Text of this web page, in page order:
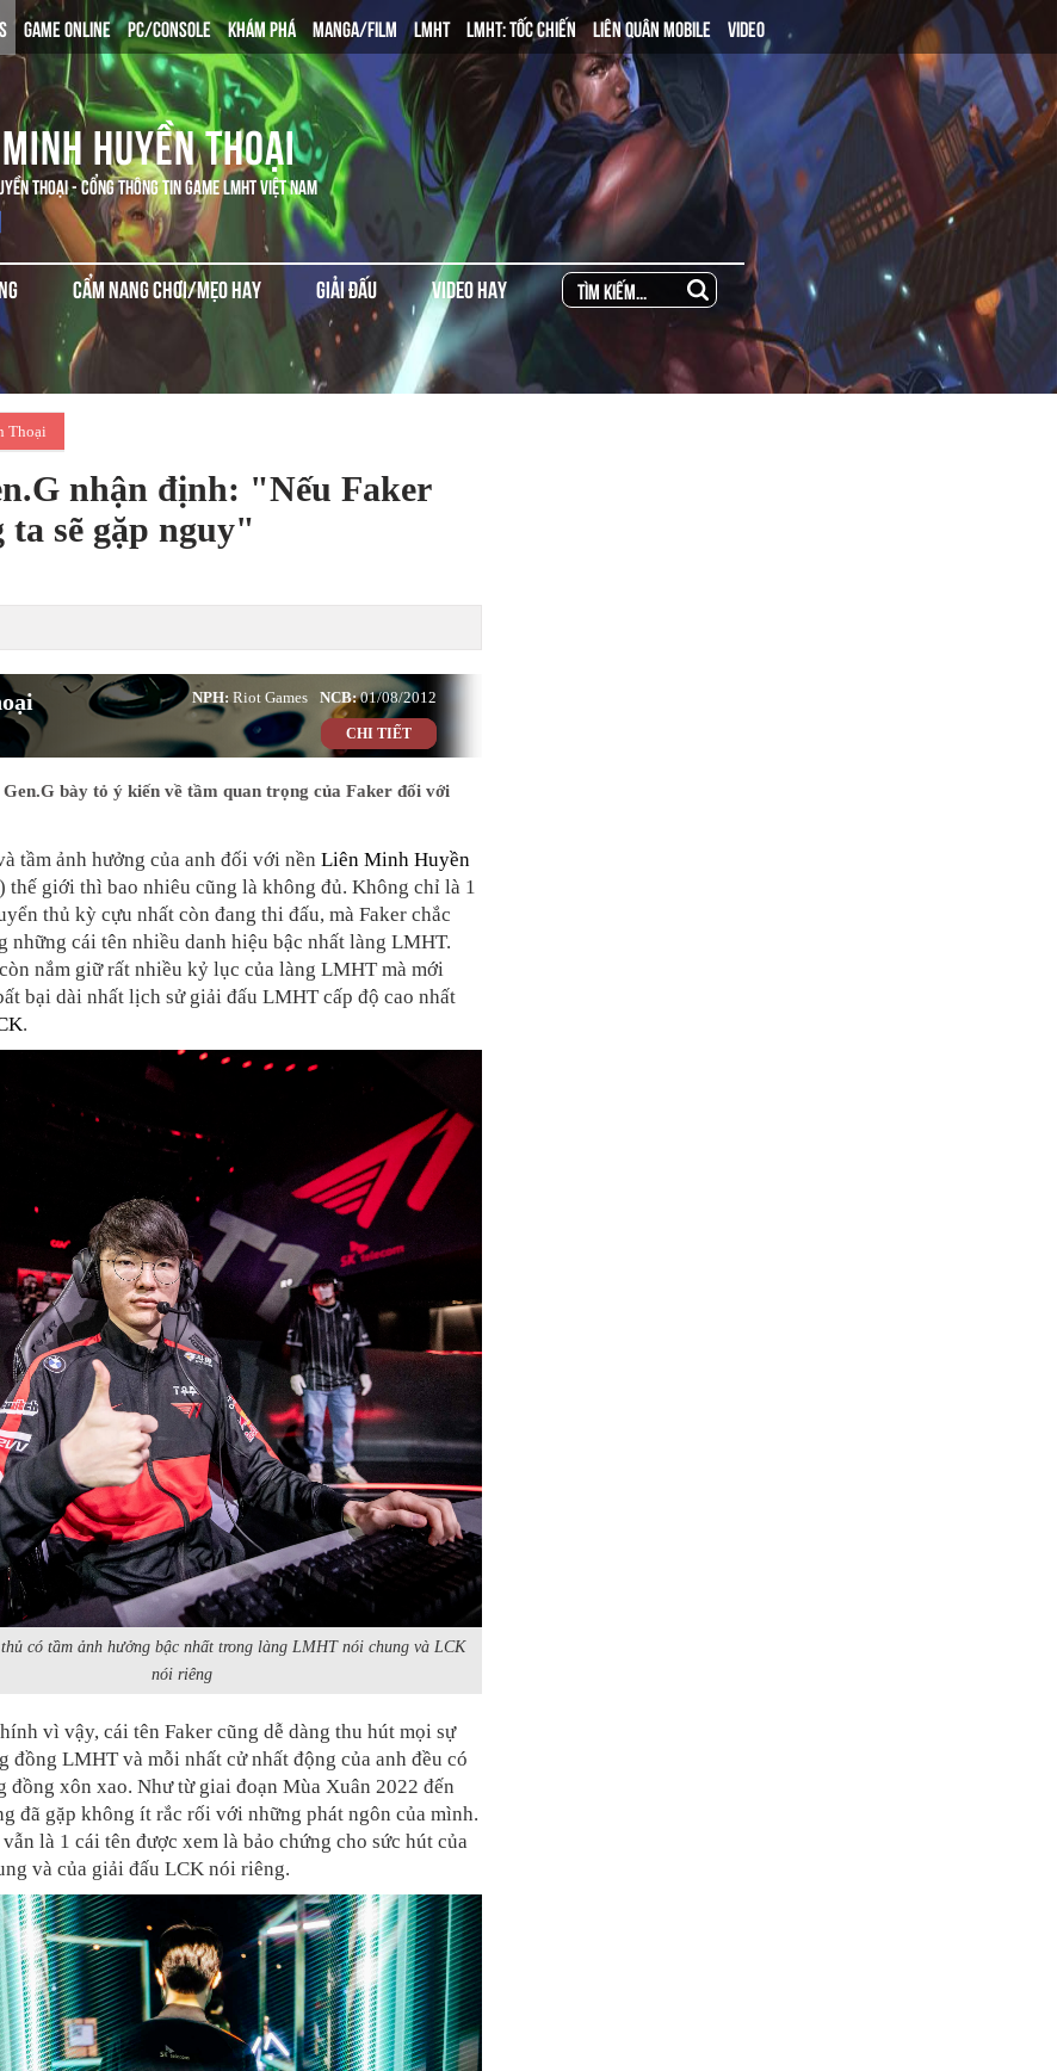
GAME ONLINE PC/CONSOLE KHÁM PHÁ MANGA/FILM LMHT LMHT: TỐC CHIẾN LIÊN QUÂN MOBILE VIDEO
HUYỀN THOẠI
THOẠI - CỔNG THÔNG TIN GAME LMHT VIỆT NAM
CẨM NANG CHƠI/MẸO HAY GIẢI ĐẤU VIDEO HAY
Thoại
nhận định: "Nếu Faker
ta sẽ gặp nguy"
01/08/2012
NCB:
Riot Games
NPH:
CHI TIẾT
bày tỏ ý kiến về tầm quan trọng của Faker đối với
tầm ảnh hưởng của anh đối với nền Liên Minh Huyền
) thế giới thì bao nhiêu cũng là không đủ. Không chỉ là 1
thủ kỳ cựu nhất còn đang thi đấu, mà Faker chắc
những cái tên nhiều danh hiệu bậc nhất làng LMHT.
nắm giữ rất nhiều kỷ lục của làng LMHT mà mới
bại dài nhất lịch sử giải đấu LMHT cấp độ cao nhất
.
có tầm ảnh hưởng bậc nhất trong làng LMHT nói chung và LCK
nói riêng
vì vậy, cái tên Faker cũng dễ dàng thu hút mọi sự
đồng LMHT và mỗi nhất cử nhất động của anh đều có
đồng xôn xao. Như từ giai đoạn Mùa Xuân 2022 đến
đã gặp không ít rắc rối với những phát ngôn của mình.
là 1 cái tên được xem là bảo chứng cho sức hút của
và của giải đấu LCK nói riêng.